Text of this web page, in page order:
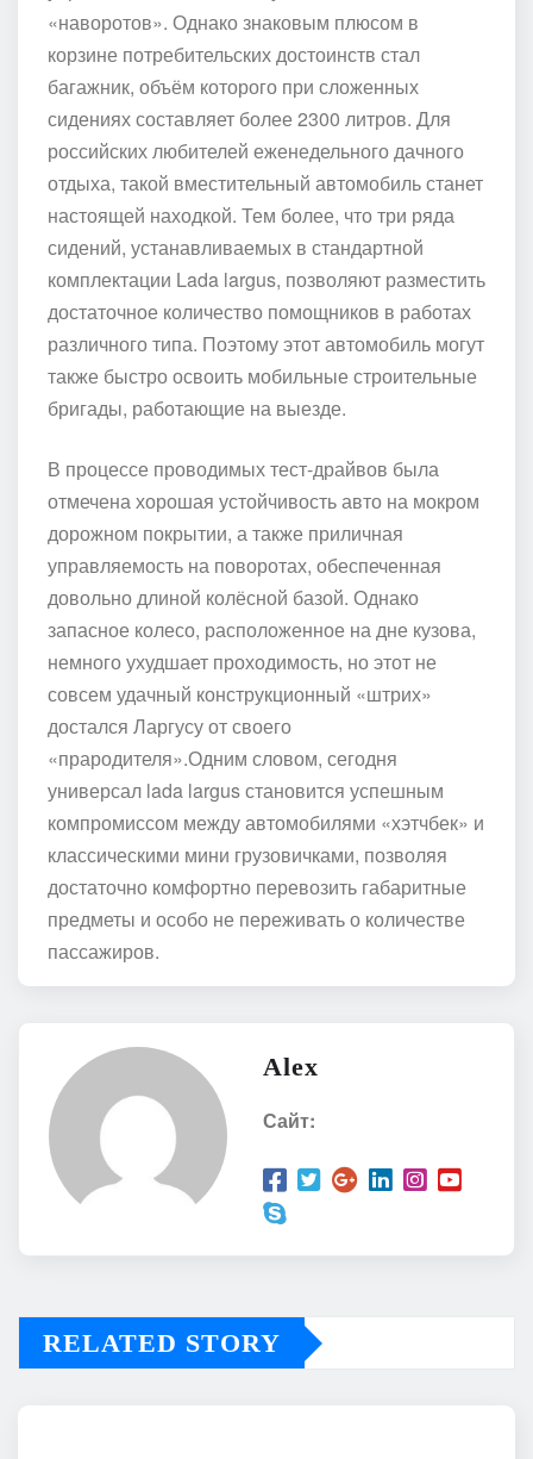
«наворотов». Однако знаковым плюсом в
корзине потребительских достоинств стал
багажник, объём которого при сложенных
сидениях составляет более 2300 литров. Для
российских любителей еженедельного дачного
отдыха, такой вместительный автомобиль станет
настоящей находкой. Тем более, что три ряда
сидений, устанавливаемых в стандартной
комплектации Lada largus, позволяют разместить
достаточное количество помощников в работах
различного типа. Поэтому этот автомобиль могут
также быстро освоить мобильные строительные
бригады, работающие на выезде.
В процессе проводимых тест-драйвов была
отмечена хорошая устойчивость авто на мокром
дорожном покрытии, а также приличная
управляемость на поворотах, обеспеченная
довольно длиной колёсной базой. Однако
запасное колесо, расположенное на дне кузова,
немного ухудшает проходимость, но этот не
совсем удачный конструкционный «штрих»
достался Ларгусу от своего
«прародителя».Одним словом, сегодня
универсал lada largus становится успешным
компромиссом между автомобилями «хэтчбек» и
классическими мини грузовичками, позволяя
достаточно комфортно перевозить габаритные
предметы и особо не переживать о количестве
пассажиров.
Alex
Сайт:
RELATED STORY